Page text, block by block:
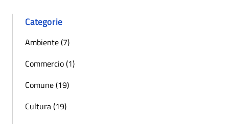
Categorie
Ambiente (7)
Commercio (1)
Comune (19)
Cultura (19)